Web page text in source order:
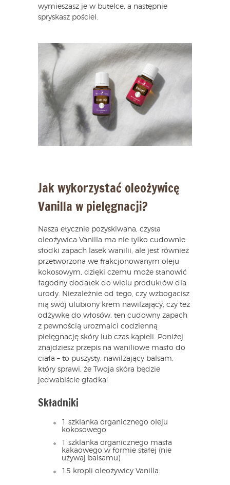
wymieszasz je w butelce, a następnie
spryskasz pościel.
Jak wykorzystać oleożywicę
Vanilla w pielęgnacji?
Nasza etycznie pozyskiwana, czysta
oleożywica Vanilla ma nie tylko cudownie
słodki zapach lasek wanilii, ale jest również
przetworzona we frakcjonowanym oleju
kokosowym, dzięki czemu może stanowić
łagodny dodatek do wielu produktów dla
urody. Niezależnie od tego, czy wzbogacisz
nią swój ulubiony krem nawilżający, czy też
odżywkę do włosów, ten cudowny zapach
z pewnością urozmaici codzienną
pielęgnację skóry lub czas kąpieli. Poniżej
znajdziesz przepis na waniliowe masło do
ciała – to puszysty, nawilżający balsam,
który sprawi, że Twoja skóra będzie
jedwabiście gładka!
Składniki
1 szklanka organicznego oleju
kokosowego
1 szklanka organicznego masła
kakaowego w formie stałej (nie
używaj balsamu)
15 kropli oleożywicy Vanilla